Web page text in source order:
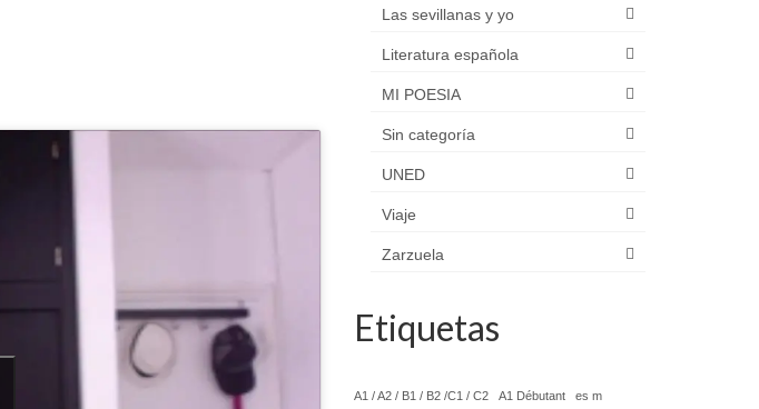
Las sevillanas y yo
Literatura española
MI POESIA
Sin categoría
UNED
Viaje
Zarzuela
Etiquetas
A1 / A2 / B1 / B2 /C1 / C2 A1 Débutant
es m